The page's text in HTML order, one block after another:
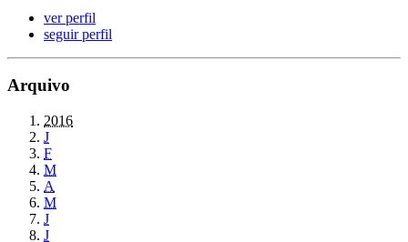
ver perfil
seguir perfil
Arquivo
2016
J
F
M
A
M
J
J